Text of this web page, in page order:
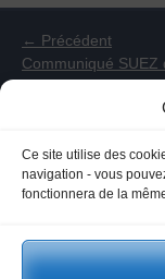
Ce site utilise des
navigation - vous
fonctionnera de la
Navigation
de
l’article
← Précédent
Article
précédent :
Communiqué SUEZ
Mentions légales et